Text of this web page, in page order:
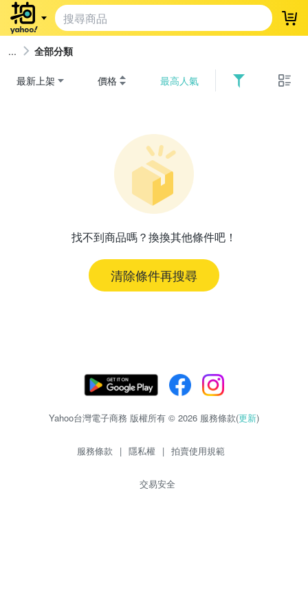
登
全部分類
最新上架 價格 最高人氣
找不到商品嗎？換換其他條件吧！
清除條件再搜尋
Yahoo台灣電子商務 版權所有 © 2026 服務條款(更新)
服務條款 | 隱私權 | 拍賣使用規範
交易安全